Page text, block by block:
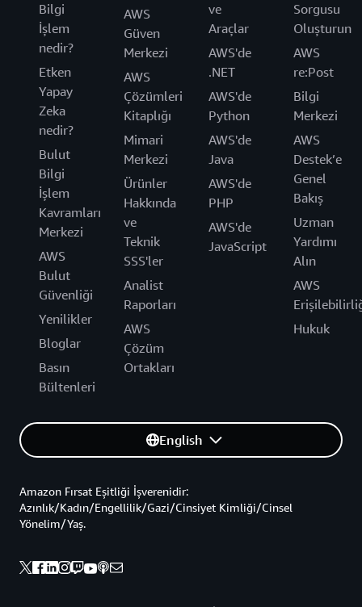
Bilgi
İşlem
nedir?
Etken
Yapay
Zeka
nedir?
Bulut
Bilgi
İşlem
Kavramları
Merkezi
AWS
Bulut
Güvenliği
Yenilikler
Bloglar
Basın
Bültenleri
AWS
Güven
Merkezi
AWS
Çözümleri
Kitaplığı
Mimari
Merkezi
Ürünler
Hakkında
ve
Teknik
SSS'ler
Analist
Raporları
AWS
Çözüm
Ortakları
ve
Araçlar
AWS'de
.NET
AWS'de
Python
AWS'de
Java
AWS'de
PHP
AWS'de
JavaScript
Sorgusu
Oluşturun
AWS
re:Post
Bilgi
Merkezi
AWS
Destek’e
Genel
Bakış
Uzman
Yardımı
Alın
AWS
Hukuk
English
Amazon Fırsat Eşitliği İşverenidir:
Azınlık/Kadın/Engellilik/Gazi/Cinsiyet Kimliği/Cinsel
Yönelim/Yaş.